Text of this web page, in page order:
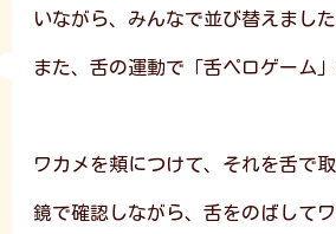
いながら、みんなで並び替えまし
また、舌の運動で「舌ペロゲーム
ワカメを頬につけて、それを舌で
鏡で確認しながら、舌をのばして